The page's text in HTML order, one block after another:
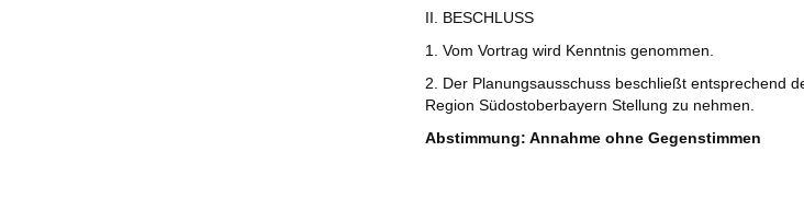
II. BESCHLUSS
1. Vom Vortrag wird Kenntnis genommen.
2. Der Planungsausschuss beschließt entsprechend
Region Südostoberbayern Stellung zu nehmen.
Abstimmung: Annahme ohne Gegenstimmen